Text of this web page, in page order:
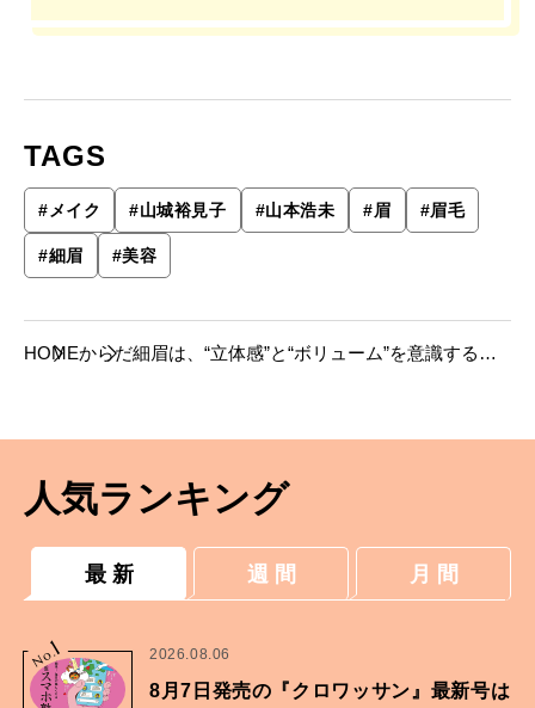
TAGS
#メイク #山城裕見子 #山本浩未 #眉 #眉毛
#細眉 #美容
HOMEからだ細眉は、“立体感”と“ボリューム”を意識する。
人気ランキング
最 新 週 間 月 間
No.
1 2026.08.06
8月7日発売の『クロワッサン』最新号は